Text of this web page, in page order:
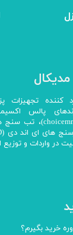
مدیکال
کننده تجهیزات
پالس
خرید بگیرم؟